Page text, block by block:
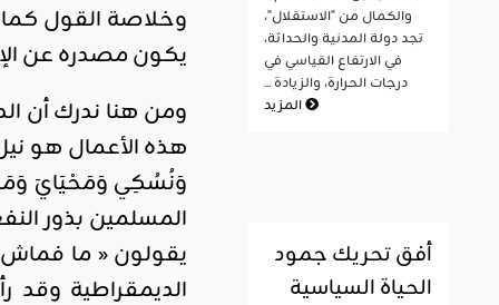
وخلاصة القول
يكون مصدره عن
ومن هنا ندرك أن
هذه الأعمال هو
وَنُسُكِي وَمَحْيَايَ
المسلمين بذور
يقولون « ما فماش
الديمقراطية وقد
والكمال من "الاستقلال"،
تجد دولة المدنية والحداثة،
في الارتفاع القياسي في
درجات الحرارة، والزيادة ...
المزيد
أفق تحريك جمود
الحياة السياسية